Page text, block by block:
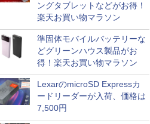
ングタブレットなどがお得！
楽天お買い物マラソン
準固体モバイルバッテリーな
どグリーンハウス製品がお
得！楽天お買い物マラソン
LexarのmicroSD Expressカ
ードリーダーが入荷、価格は
7,500円